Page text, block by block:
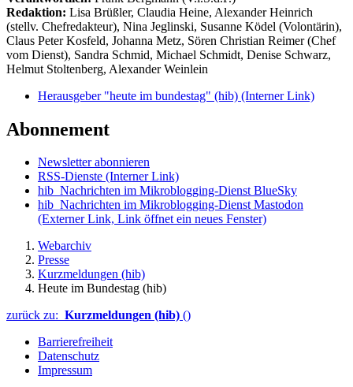
Redaktion: Lisa Brüßler, Claudia Heine, Alexander Heinrich
(stellv. Chefredakteur), Nina Jeglinski, Susanne Ködel (Volontärin),
Claus Peter Kosfeld, Johanna Metz, Sören Christian Reimer (Chef
vom Dienst), Sandra Schmid, Michael Schmidt, Denise Schwarz,
Helmut Stoltenberg, Alexander Weinlein
Herausgeber "heute im bundestag" (hib) (Interner Link)
Abonnement
Newsletter abonnieren
RSS-Dienste (Interner Link)
hib_Nachrichten im Mikroblogging-Dienst BlueSky
hib_Nachrichten im Mikroblogging-Dienst Mastodon
(Externer Link, Link öffnet ein neues Fenster)
Webarchiv
Presse
Kurzmeldungen (hib)
Heute im Bundestag (hib)
zurück zu: Kurzmeldungen (hib) ()
Barrierefreiheit
Datenschutz
Impressum